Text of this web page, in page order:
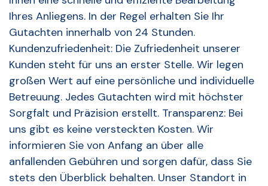
Ihres Anliegens. In der Regel erhalten Sie Ihr
Gutachten innerhalb von 24 Stunden.
Kundenzufriedenheit: Die Zufriedenheit unserer
Kunden steht für uns an erster Stelle. Wir legen
großen Wert auf eine persönliche und individuelle
Betreuung. Jedes Gutachten wird mit höchster
Sorgfalt und Präzision erstellt. Transparenz: Bei
uns gibt es keine versteckten Kosten. Wir
informieren Sie von Anfang an über alle
anfallenden Gebühren und sorgen dafür, dass Sie
stets den Überblick behalten. Unser Standort in